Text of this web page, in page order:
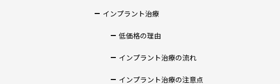
インプラント治療
低価格の理由
インプラント治療の流れ
インプラント治療の注意点